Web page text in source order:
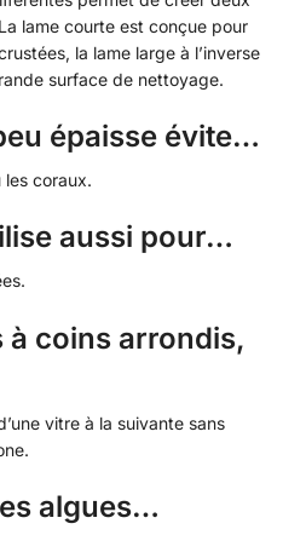
lame courte est conçue pour
la lame large à l’inverse
surface de nettoyage.
épaisse évite…
coraux.
aussi pour…
à coins arrondis,
vitre à la suivante sans
algues…